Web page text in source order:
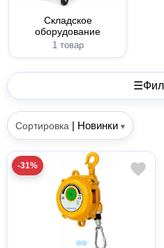
Складское
оборудование
1 товар
☰
Сортировка | Новинки ▾
-31%